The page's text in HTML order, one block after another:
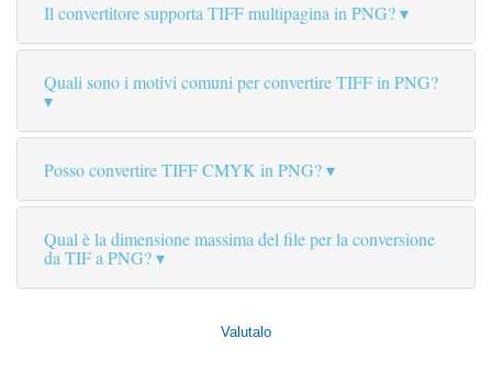
Il convertitore supporta TIFF multipagina in PNG?
Quali sono i motivi comuni per convertire TIFF in PNG?
Posso convertire TIFF CMYK in PNG?
Qual è la dimensione massima del file per la conversione
da TIF a PNG?
Valutalo